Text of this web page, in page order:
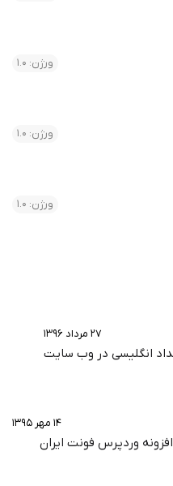
ورژن: 1.0
ورژن: 1.0
ورژن: 1.0
۲۷ مرداد ۱۳۹۶
انگلیسی در وب‌ سایت
۱۴ مهر ۱۳۹۵
وردپرس فونت ایران